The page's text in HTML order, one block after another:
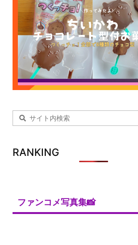
RANKING
ファンコメ写真集📸